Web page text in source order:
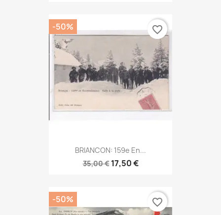
BRIANCON: 159e En...
35,00 € 17,50 €
-50% favorite_border
-50% favorite_border